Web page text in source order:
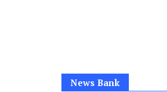
News Bank